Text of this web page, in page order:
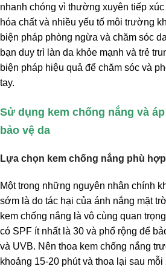
nhanh chóng vì thường xuyên tiếp
hóa chất và nhiều yếu tố môi trường
biện pháp phòng ngừa và chăm sóc
bạn duy trì làn da khỏe mạnh và trẻ
biện pháp hiệu quả để chăm sóc và
tay.
Sử dụng kem chống nắng và
bảo vệ da
Lựa chọn kem chống nắng phù hợp
Một trong những nguyên nhân chính
sớm là do tác hại của ánh nắng mặt
kem chống nắng là vô cùng quan
có SPF ít nhất là 30 và phổ rộng để
và UVB. Nên thoa kem chống nắng
khoảng 15-20 phút và thoa lại sau